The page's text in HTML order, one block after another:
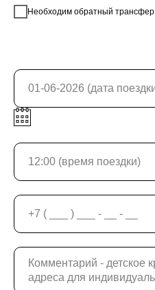
Необходим обратный трансфер